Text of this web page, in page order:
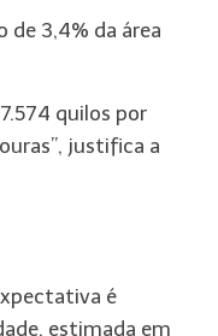
3,4% da área
quilos por
justifica a
é
estimada em